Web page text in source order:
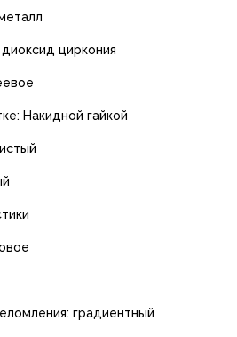
циркония
Накидной гайкой
градиентный